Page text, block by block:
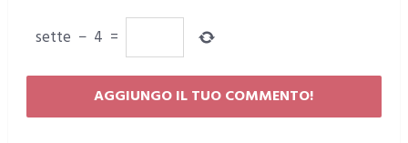
sette − 4 =